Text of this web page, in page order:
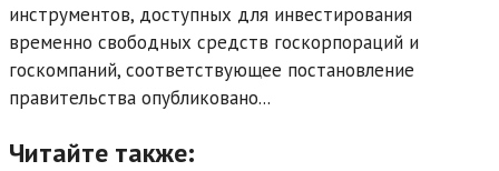
инструментов, доступных для инвестирования
временно свободных средств госкорпораций и
госкомпаний, соответствующее постановление
правительства опубликовано...
Читайте также: